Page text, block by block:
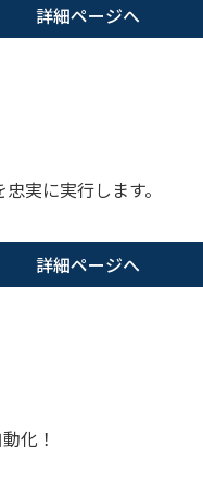
詳細ページへ
実に実行します。
詳細ページへ
化！